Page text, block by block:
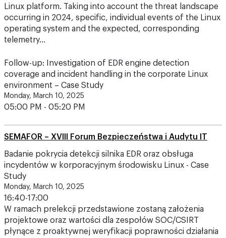
Linux platform. Taking into account the threat landscape
occurring in 2024, specific, individual events of the Linux
operating system and the expected, corresponding
telemetry…
Follow-up: Investigation of EDR engine detection
coverage and incident handling in the corporate Linux
environment – Case Study
Monday, March 10, 2025
05:00 PM - 05:20 PM
SEMAFOR – XVIII Forum Bezpieczeństwa i Audytu IT
Badanie pokrycia detekcji silnika EDR oraz obsługa
incydentów w korporacyjnym środowisku Linux - Case
Study
Monday, March 10, 2025
16:40-17:00
W ramach prelekcji przedstawione zostaną założenia
projektowe oraz wartości dla zespołów SOC/CSIRT
płynące z proaktywnej weryfikacji poprawności działania